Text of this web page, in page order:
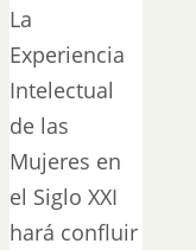
La
Experiencia
Intelectual
de las
Mujeres en
el Siglo XXI
hará confluir